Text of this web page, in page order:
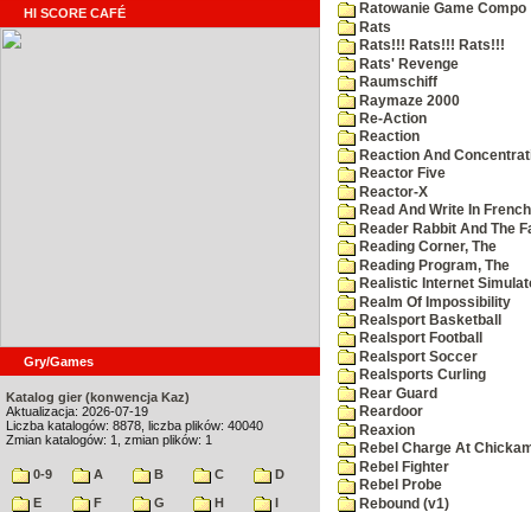
HI SCORE CAFÉ
Gry/Games
Katalog gier (konwencja Kaz)
Aktualizacja: 2026-07-19
Liczba katalogów: 8878, liczba plików: 40040
Zmian katalogów: 1, zmian plików: 1
0-9 A B C
D
E
F G H
I
Ratowanie Game Compo
Rats
Rats!!! Rats!!! Rats!!!
Rats' Revenge
Raumschiff
Raymaze 2000
Re-Action
Reaction
Reaction And
Reactor Five
Reactor-X
Read And Write In
Reader Rabbit And The
Reading Corner, The
Reading Program, The
Realistic Internet
Realm Of Impossibility
Realsport Basketball
Realsport Football
Realsport Soccer
Realsports Curling
Rear Guard
Reardoor
Reaxion
Rebel Charge At
Rebel Fighter
Rebel Probe
Rebound (v1)